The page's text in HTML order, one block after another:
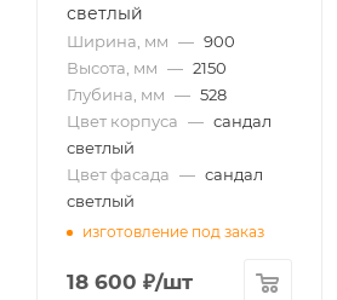
светлый
Ширина, мм — 900
Высота, мм — 2150
Глубина, мм — 528
Цвет корпуса — сандал
светлый
Цвет фасада — сандал
светлый
изготовление под заказ
18 600 ₽/шт